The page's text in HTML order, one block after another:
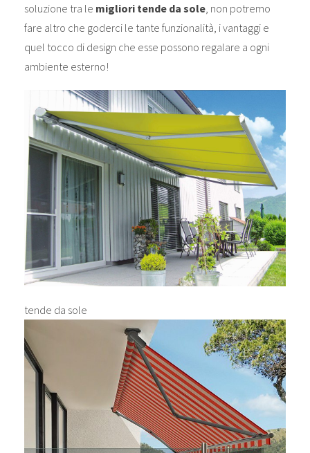
soluzione tra le migliori tende da sole, non potremo
fare altro che goderci le tante funzionalità, i vantaggi e
quel tocco di design che esse possono regalare a ogni
ambiente esterno!
tende da sole